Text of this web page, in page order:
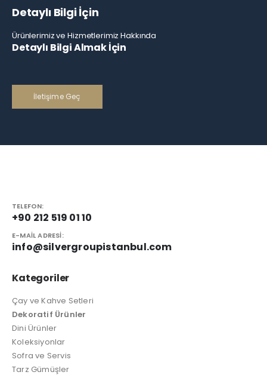
Detaylı Bilgi İçin
Ürünlerimiz ve Hizmetlerimiz Hakkında
Detaylı Bilgi Almak İçin
İletişime Geç
TELEFON:
+90 212 519 01 10
E-MAIL ADRESI:
info@silvergroupistanbul.com
Kategoriler
Çay ve Kahve Setleri
Dekoratif Ürünler
Dini Ürünler
Koleksiyonlar
Sofra ve Servis
Tarz Gümüşler